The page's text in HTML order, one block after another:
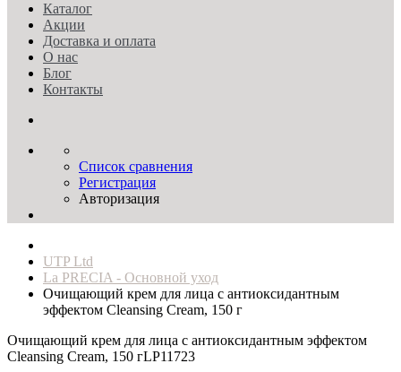
Каталог
Акции
Доставка и оплата
О нас
Блог
Контакты
Список сравнения
Регистрация
Авторизация
UTP Ltd
La PRECIA - Основной уход
Очищающий крем для лица с антиоксидантным
эффектом Cleansing Cream, 150 г
Очищающий крем для лица с антиоксидантным эффектом
Cleansing Cream, 150 гLP11723